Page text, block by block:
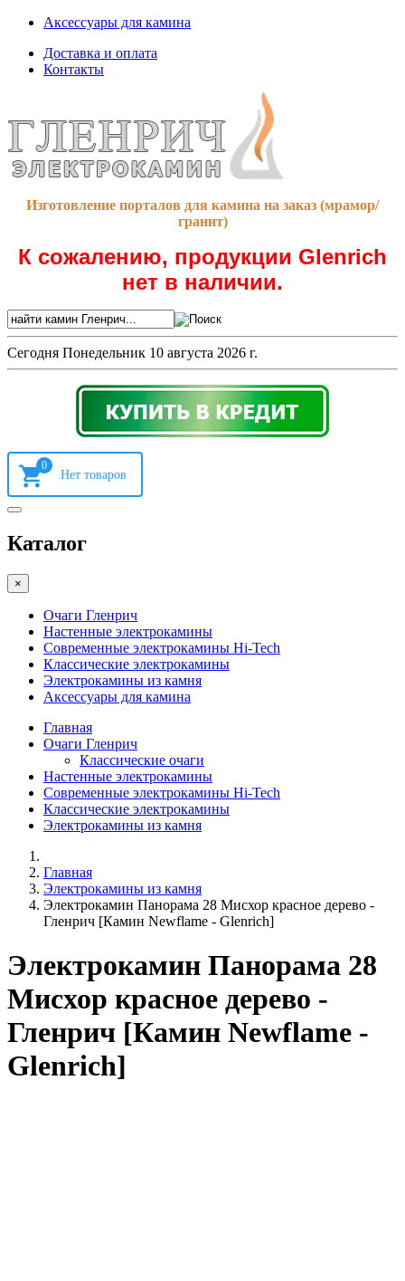
Аксессуары для камина
Доставка и оплата
Контакты
Изготовление порталов для камина на заказ (мрамор/
гранит)
К сожалению, продукции Glenrich
нет в наличии.
Сегодня Понедельник 10 августа 2026 г.
0
Каталог
×
Очаги Гленрич
Настенные электрокамины
Современные электрокамины Hi-Tech
Классические электрокамины
Электрокамины из камня
Аксессуары для камина
Главная
Очаги Гленрич
Классические очаги
Настенные электрокамины
Современные электрокамины Hi-Tech
Классические электрокамины
Электрокамины из камня
Главная
Электрокамины из камня
Электрокамин Панорама 28 Мисхор красное дерево -
Гленрич [Камин Newflame - Glenrich]
Электрокамин Панорама 28
Мисхор красное дерево -
Гленрич [Камин Newflame -
Glenrich]